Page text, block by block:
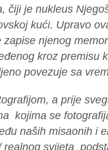
čiji je nukleus
kući. Upravo
njenog
kroz premisu
povezuje sa
a prije
kojima se
naših misaonih i
realnog svijeta